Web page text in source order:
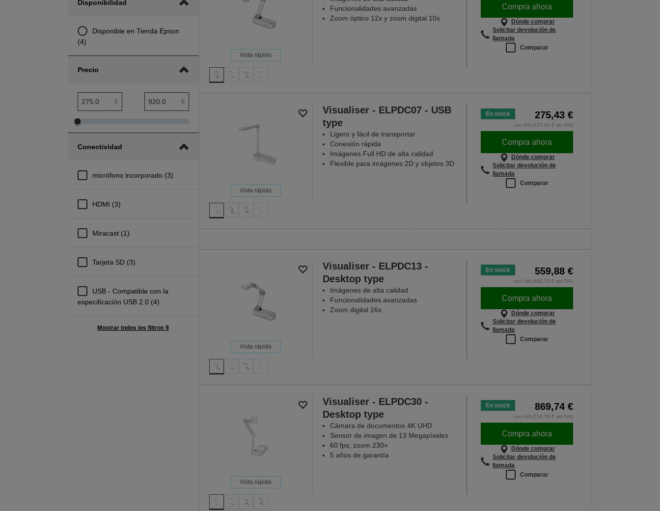
Disponibilidad
Disponible en Tienda Epson
(4)
Precio
€ €
Ajustar
rango
de
Ajustar
rango
de
Conectividad
micrófono incorporado (3)
HDMI (3)
Miracast (1)
Tarjeta SD (3)
USB - Compatible con la
especificación USB 2.0 (4)
Mostrar todos los filtros 9
Vista rápida
Funcionalidades avanzadas
Zoom óptico 12x y zoom digital 10x
Compra ahora
Dónde comprar
Solicitar devolución de
llamada
Comparar
Vista rápida
Visualiser - ELPDC07 - USB
type
Ligero y fácil de transportar
Conexión rápida
Imágenes Full HD de alta calidad
Flexible para imágenes 2D y objetos 3D
En stock 275,43 €
con IVA (227,63 € sin IVA)
Compra ahora
Dónde comprar
Solicitar devolución de
llamada
Comparar
MÁS INFORMACIÓN
Vista rápida
Visualiser - ELPDC13 -
Desktop type
Imágenes de alta calidad
Funcionalidades avanzadas
Zoom digital 16x
En stock 559,88 €
con IVA (462,71 € sin IVA)
Compra ahora
Dónde comprar
Solicitar devolución de
llamada
Comparar
Vista rápida
Visualiser - ELPDC30 -
Desktop type
Cámara de documentos 4K UHD
Sensor de imagen de 13 Megapíxeles
60 fps; zoom 230×
5 años de garantía
En stock 869,74 €
con IVA (718,79 € sin IVA)
Compra ahora
Dónde comprar
Solicitar devolución de
llamada
Comparar